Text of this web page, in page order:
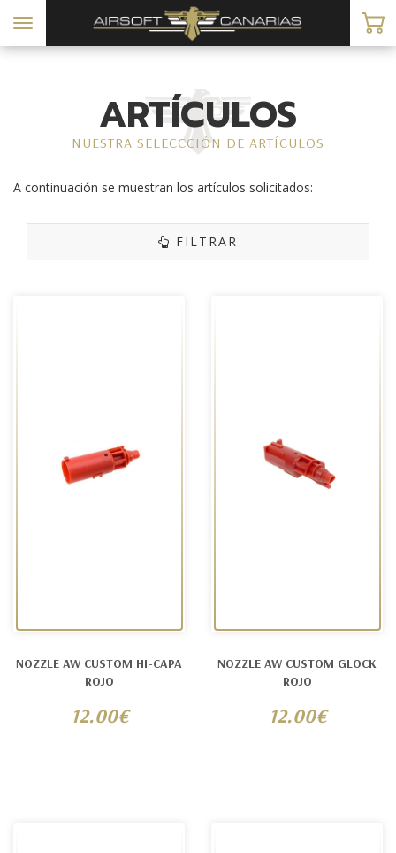
Toggle
navigation
ARTÍCULOS
NUESTRA SELECCCIÓN DE ARTÍCULOS
A continuación se muestran los artículos solicitados:
FILTRAR
NOZZLE AW CUSTOM HI-CAPA
ROJO
12.00€
NOZZLE AW CUSTOM GLOCK
ROJO
12.00€